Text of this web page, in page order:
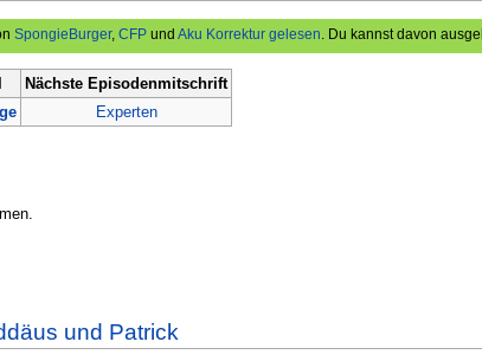
SpongieBurger, CFPund Aku Korrektur gelesen. Du kannst davon
Nächste Episodenmitschrift
Experten
und Patrick